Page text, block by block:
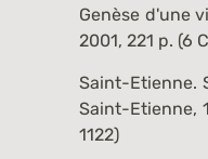
Genèse d'une
2001, 221 p. (6
Saint-Etienne.
Saint-Etienne,
1122)